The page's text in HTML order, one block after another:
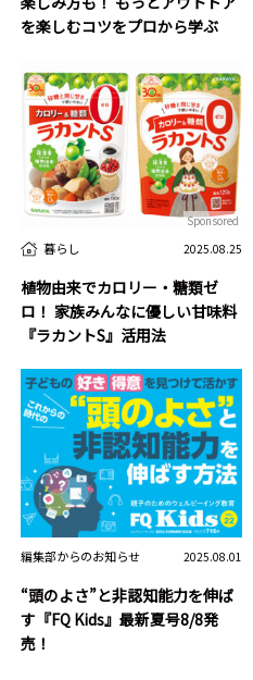
を楽しむコツをプロから学ぶ
暮らし 2025.08.25
植物由来でカロリー・糖類ゼ
ロ！ 家族みんなに優しい甘味料
『ラカントS』活用法
Sponsored
編集部からのお知らせ 2025.08.01
“頭のよさ”と非認知能力を伸ば
す『FQ Kids』最新夏号8/8発
売！